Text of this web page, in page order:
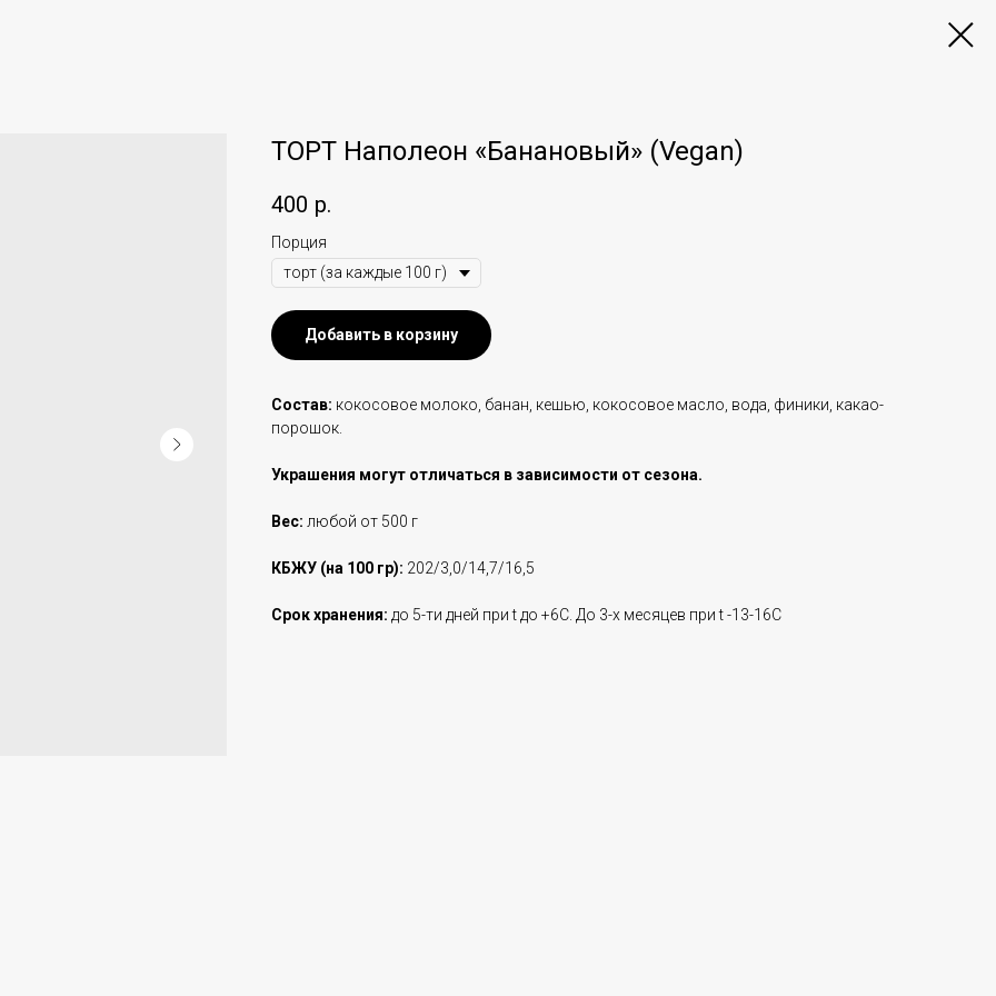
ТОРТ Наполеон «Банановый» (Vegan)
400 р.
Порция
Добавить в корзину
Состав: кокосовое молоко, банан, кешью, кокосовое масло, вода, финики, какао-
порошок.
Украшения могут отличаться в зависимости от сезона.
Вес: любой от 500 г
КБЖУ (на 100 гр): 202/3,0/14,7/16,5
Срок хранения: до 5-ти дней при t до +6С. До 3-х месяцев при t -13-16C